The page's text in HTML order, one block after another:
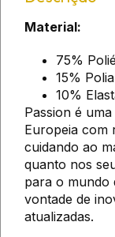
Material:
75%
15%
10%
Passion é
Europeia com
cuidando ao
quanto nos
para o mundo
vontade de
atualizadas.